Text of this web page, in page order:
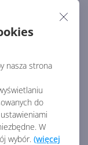
nasza strona
do
W
wybór. (więcej
and
Pricing)